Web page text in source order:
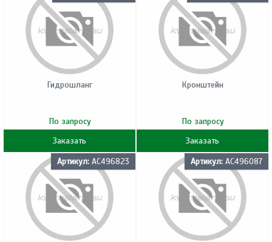
Гидрошланг
По запросу
Заказать
Кронштейн
По запросу
Заказать
Артикул: AC496823 Артикул: AC496087